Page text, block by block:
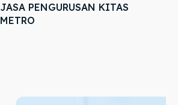
JASA PENGURUSAN KITAS
METRO